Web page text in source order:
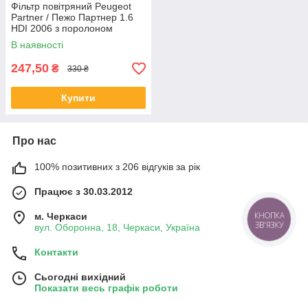
Фільтр повітряний Peugeot
Partner / Пежо Партнер 1.6
HDI 2006 з поролоном
В наявності
247,50 ₴ 330 ₴
Купити
Про нас
100% позитивних з 206 відгуків за рік
Працює з 30.03.2012
м. Черкаси
вул. Оборонна, 18, Черкаси, Україна
Контакти
Сьогодні вихідний
Показати весь графік роботи
КНОПКА
ЗВ'ЯЗКУ